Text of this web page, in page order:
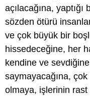
açılacağına,
sözden ötürü
ve çok büyük bir
hissedeceğine, her
kendine ve
saymayacağına,
olmaya, işlerinin rast